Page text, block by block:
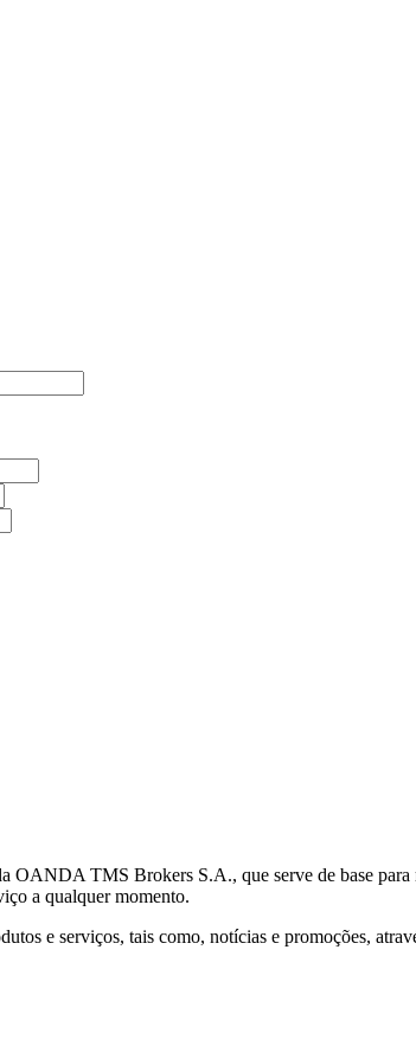
OANDA TMS Brokers S.A., que serve de base para
a qualquer momento.
e serviços, tais como, notícias e promoções,